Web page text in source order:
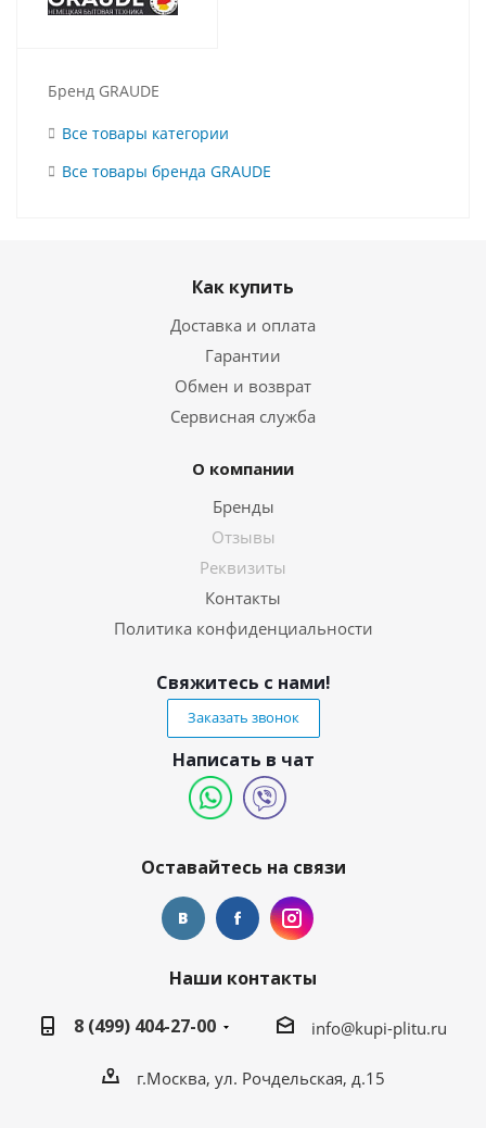
Бренд GRAUDE
Все товары категории
Все товары бренда GRAUDE
Как купить
Доставка и оплата
Гарантии
Обмен и возврат
Сервисная служба
О компании
Бренды
Отзывы
Реквизиты
Контакты
Политика конфиденциальности
Свяжитесь с нами!
Заказать звонок
Написать в чат
Оставайтесь на связи
Наши контакты
8 (499) 404-27-00
info@kupi-plitu.ru
г.Москва, ул. Рочдельская, д.15